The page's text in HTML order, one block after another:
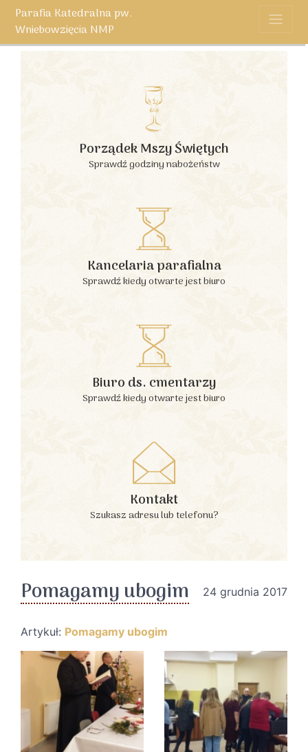
Parafia Katedralna pw.
Wniebowzięcia NMP
Porządek Mszy Świętych
Sprawdź godziny nabożeństw
Kancelaria parafialna
Sprawdź kiedy otwarte jest biuro
Biuro ds. cmentarzy
Sprawdź kiedy otwarte jest biuro
Kontakt
Szukasz adresu lub telefonu?
Pomagamy ubogim 24 grudnia 2017
Artykuł: Pomagamy ubogim